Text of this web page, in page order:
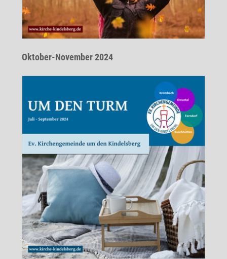
Oktober-November 2024